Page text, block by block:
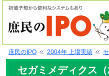
庶民のIPO 2004年 上場実績
セガミメディクス